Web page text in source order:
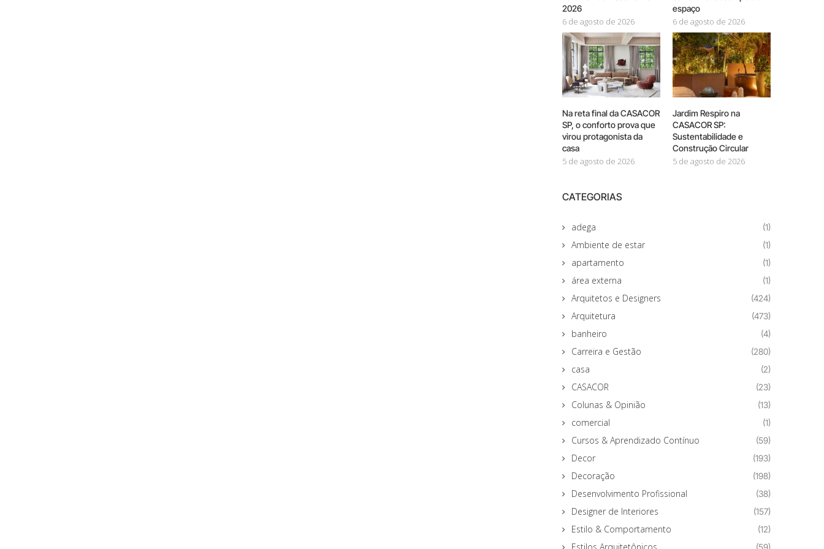
2026
6 de agosto de 2026
espaço
6 de agosto de 2026
Na reta final da CASACOR
SP, o conforto prova que
virou protagonista da
casa
5 de agosto de 2026
Jardim Respiro na
CASACOR SP:
Sustentabilidade e
Construção Circular
5 de agosto de 2026
CATEGORIAS
adega (1)
Ambiente de estar (1)
apartamento (1)
área externa (1)
Arquitetos e Designers (424)
Arquitetura (473)
banheiro (4)
Carreira e Gestão (280)
casa (2)
CASACOR (23)
Colunas & Opinião (13)
comercial (1)
Cursos & Aprendizado Contínuo (59)
Decor (193)
Decoração (198)
Desenvolvimento Profissional (38)
Designer de Interiores (157)
Estilo & Comportamento (12)
(59)